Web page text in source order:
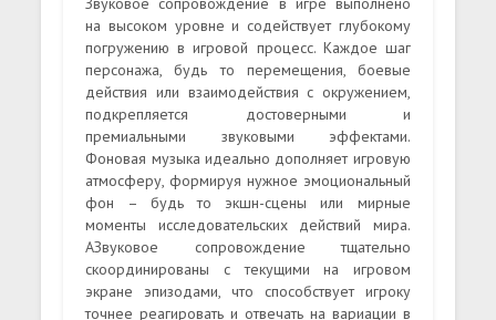
на высоком уровне и содействует глубокому
погружению в игровой процесс. Каждое шаг
персонажа, будь то перемещения, боевые
действия или взаимодействия с окружением,
подкрепляется достоверными и
премиальными звуковыми эффектами.
Фоновая музыка идеально дополняет игровую
атмосферу, формируя нужное эмоциональный
фон – будь то экшн-сцены или мирные
моменты исследовательских действий мира.
АЗвуковое сопровождение тщательно
скоординированы с текущими на игровом
экране эпизодами, что способствует игроку
точнее реагировать и отвечать на вариации в